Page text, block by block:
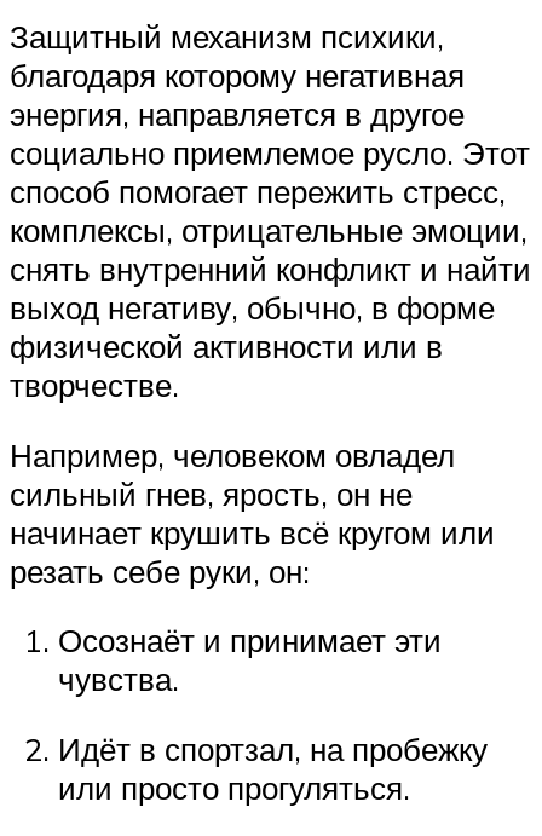
Защитный механизм психики,
благодаря которому негативная
энергия, направляется в другое
социально приемлемое русло. Этот
способ помогает пережить стресс,
комплексы, отрицательные эмоции,
снять внутренний конфликт и найти
выход негативу, обычно, в форме
физической активности или в
творчестве.
Например, человеком овладел
сильный гнев, ярость, он не
начинает крушить всё кругом или
резать себе руки, он:
Осознаёт и принимает эти
чувства.
Идёт в спортзал, на пробежку
или просто прогуляться.